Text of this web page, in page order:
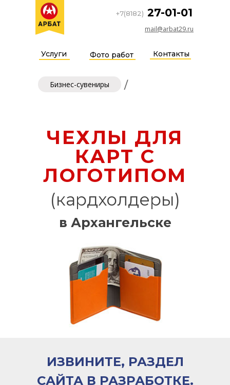
Услуги Фото работ Контакты
mail@arbat29.ru
27-01-01
+7(8182)
/
Бизнес-сувениры
ЧЕХЛЫ ДЛЯ
КАРТ С
ЛОГОТИПОМ
в Архангельске
(кардхолдеры)
ИЗВИНИТЕ, РАЗДЕЛ
САЙТА В РАЗРАБОТКЕ.